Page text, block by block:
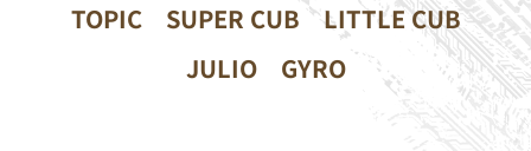
TOPIC
SUPER CUB
LITTLE CUB
JULIO
GYRO